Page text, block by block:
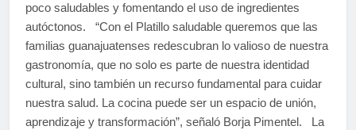
poco saludables y fomentando el uso de ingredientes
autóctonos. “Con el Platillo saludable queremos que las
familias guanajuatenses redescubran lo valioso de nuestra
gastronomía, que no solo es parte de nuestra identidad
cultural, sino también un recurso fundamental para cuidar
nuestra salud. La cocina puede ser un espacio de unión,
aprendizaje y transformación”, señaló Borja Pimentel. La